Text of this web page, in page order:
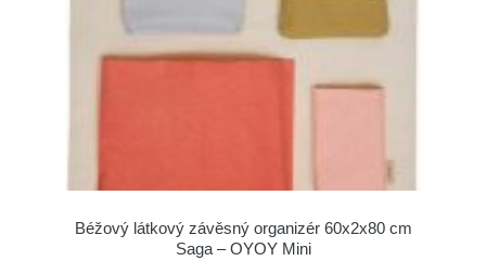
Béžový látkový závěsný organizér 60x2x80 cm
Saga – OYOY Mini